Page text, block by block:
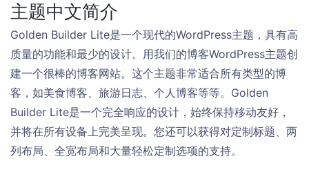
主题中文简介
Golden Builder Lite是一个现代的WordPress主题，具有高
质量的功能和最少的设计。用我们的博客WordPress主题创
建一个很棒的博客网站。这个主题非常适合所有类型的博
客，如美食博客、旅游日志、个人博客等等。Golden
Builder Lite是一个完全响应的设计，始终保持移动友好，
并将在所有设备上完美呈现。您还可以获得对定制标题、两
列布局、全宽布局和大量轻松定制选项的支持。